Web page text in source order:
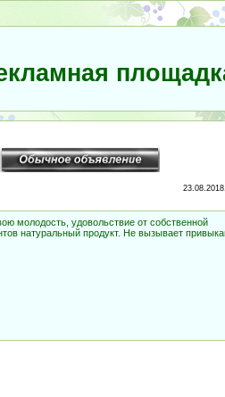
молодость, удовольствие от собственной
натуральный продукт. Не вызывает